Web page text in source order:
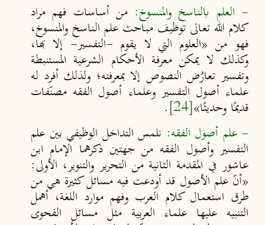
- العلم بالناسخ والمنسوخ:من أساسات فهم مراد
كلام الله تعالى توظيف مباحث علم الناسخ والمنسوخ،
فهو من «العلوم التي لا يقوم -التفسير- إلا بها،
وكذلك لا يمكن معرفة الأحكام الشرعية المستنبطة
وتفسير تعارُض النصوص إلا بمعرفته؛ ولذلك أفرد له
علماء أصول التفسير وعلماء أصول الفقه مصنّفات
قديمًا وحديثًا»
[24]
.
- علم أصول الفقه: نلمس التداخل الوظيفي بين علم
التفسير وأصول الفقه من جهتين ذكرهما الإمام ابن
عاشور في المقدمة الثانية من التحرير والتنوير، الأولى:
«‌أنّ ‌علم ‌الأصول ‌قد ‌أودعت ‌فيه ‌مسائل ‌كثيرة ‌هي من
طرق استعمال كلام العرب وفهم موارد اللغة، أهمل
التنبيه عليها علماء العربية مثل مسائل الفحوى